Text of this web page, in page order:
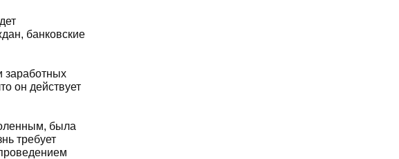
банковские
заработных
он действует
была
требует